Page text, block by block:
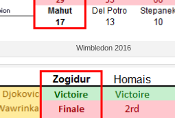
Wimbledon 2016